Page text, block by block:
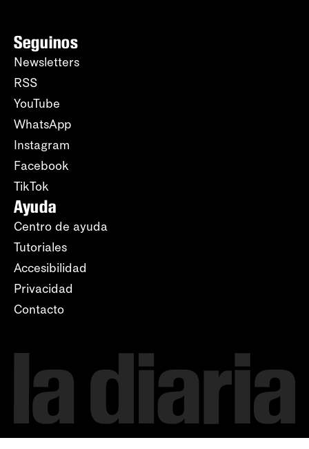
Seguinos
Newsletters
RSS
YouTube
WhatsApp
Instagram
Facebook
TikTok
Ayuda
Centro de ayuda
Tutoriales
Accesibilidad
Privacidad
Contacto